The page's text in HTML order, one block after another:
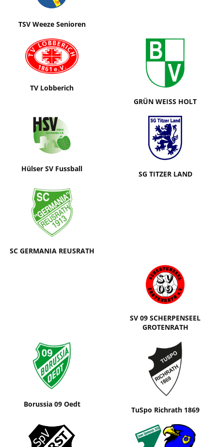
TSV Weeze Senioren
TV Lobberich
GRÜN WEISS HOLT
Hülser SV Fussball
SG TITZER LAND
SC GERMANIA REUSRATH
SV 09 SCHERPENSEEL
GROTENRATH
Borussia 09 Oedt
TuSpo Richrath 1869